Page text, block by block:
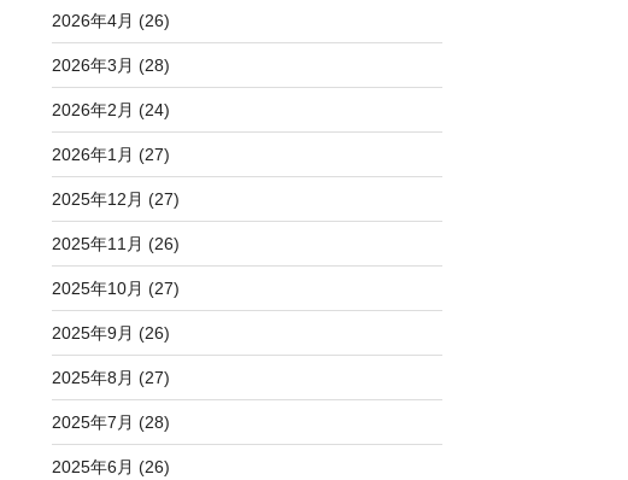
2026年4月 (26)
2026年3月 (28)
2026年2月 (24)
2026年1月 (27)
2025年12月 (27)
2025年11月 (26)
2025年10月 (27)
2025年9月 (26)
2025年8月 (27)
2025年7月 (28)
2025年6月 (26)